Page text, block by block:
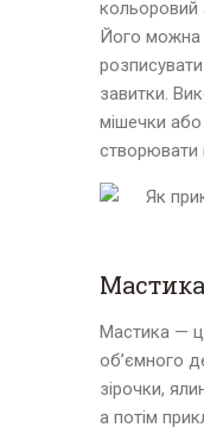
кольоровий
Його можна
завитки.
мішечки
створювати
Мастика —
об’ємного
зірочки,
а потім